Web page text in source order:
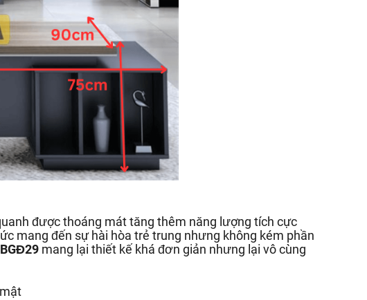
được thoáng mát tăng thêm năng lượng tích cực
mang đến sự hài hòa trẻ trung nhưng không kém phần
mang lại thiết kế khá đơn giản nhưng lại vô cùng